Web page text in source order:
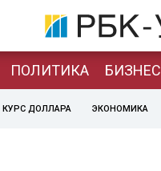
ПОЛИТИКА БИЗНЕС
КУРС ДОЛЛАРА ЭКОНОМИКА